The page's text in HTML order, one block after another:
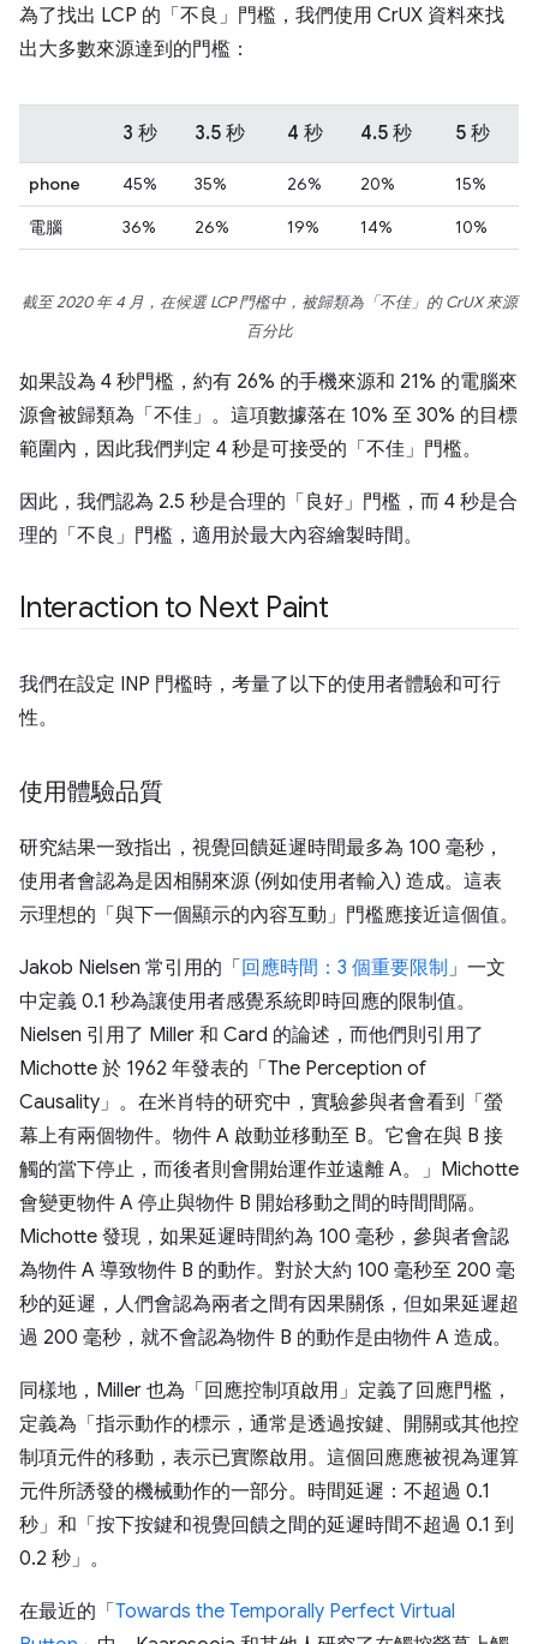
為了找出 LCP 的「不良」門檻，我們使用 CrUX 資料來找
出大多數來源達到的門檻：
3 秒 3.5 秒 4 秒 4.5 秒 5 秒
phone 45% 35% 26% 20%
15%
電腦
36% 26% 19% 14% 10%
截至 2020 年 4 月，在候選 LCP 門檻中，被歸類為「不佳」的 CrUX 來源
百分比
如果設為 4 秒門檻，約有 26% 的手機來源和 21% 的電腦來
源會被歸類為「不佳」。這項數據落在 10% 至 30% 的目標
範圍內，因此我們判定 4 秒是可接受的「不佳」門檻。
因此，我們認為 2.5 秒是合理的「良好」門檻，而 4 秒是合
理的「不良」門檻，適用於最大內容繪製時間。
Interaction to Next Paint
我們在設定 INP 門檻時，考量了以下的使用者體驗和可行
性。
使用體驗品質
研究結果一致指出，視覺回饋延遲時間最多為 100 毫秒，
使用者會認為是因相關來源 (例如使用者輸入) 造成。這表
示理想的「與下一個顯示的內容互動」門檻應接近這個值。
Jakob Nielsen 常引用的「 回應時間：3 個重要限制 」一文
中定義 0.1 秒為讓使用者感覺系統即時回應的限制值。
Nielsen 引用了 Miller 和 Card 的論述，而他們則引用了
Michotte 於 1962 年發表的「The Perception of
Causality」 。在米肖特的研究中，實驗參與者會看到「螢
幕上有兩個物件。物件 A 啟動並移動至 B。它會在與 B 接
觸的當下停止，而後者則會開始運作並遠離 A。」Michotte
會變更物件 A 停止與物件 B 開始移動之間的時間間隔。
Michotte 發現，如果延遲時間約為 100 毫秒，參與者會認
為物件 A 導致物件 B 的動作。對於大約 100 毫秒至 200 毫
秒的延遲，人們會認為兩者之間有因果關係，但如果延遲超
過 200 毫秒，就不會認為物件 B 的動作是由物件 A 造成。
同樣地，Miller 也為「回應控制項啟用」定義了回應門檻，
定義為「指示動作的標示，通常是透過按鍵、開關或其他控
制項元件的移動，表示已實際啟用。這個回應應被視為運算
元件所誘發的機械動作的一部分。時間延遲：不超過 0.1
秒」和「按下按鍵和視覺回饋之間的延遲時間不超過 0.1 到
0.2 秒」。
在最近的「 Towards the Temporally Perfect Virtual